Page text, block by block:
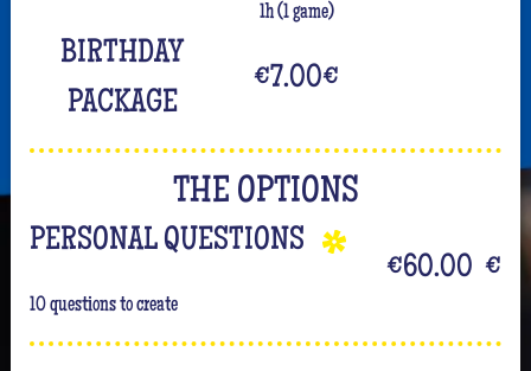
1h (1 game)
BIRTHDAY
PACKAGE
€7.00€
THE OPTIONS
PERSONAL QUESTIONS
10 questions to create
€60.00 €